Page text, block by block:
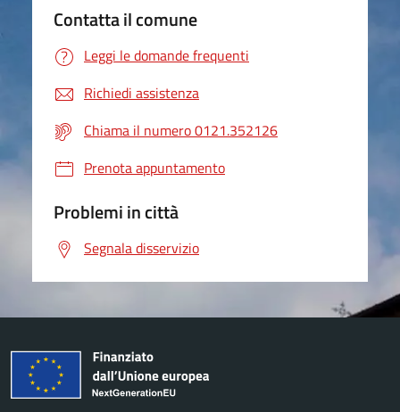
Contatta il comune
Leggi le domande frequenti
Richiedi assistenza
Chiama il numero 0121.352126
Prenota appuntamento
Problemi in città
Segnala disservizio